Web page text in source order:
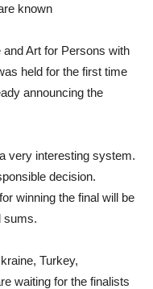
known
Art for Persons with
held for the first time
announcing the
very interesting system.
decision.
winning the final will be
sums.
Turkey,
waiting for the finalists